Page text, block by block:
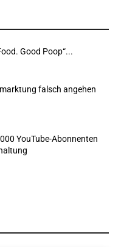
Good Poop“...
falsch angehen
YouTube-Abonnenten